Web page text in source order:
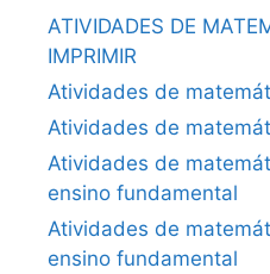
ATIVIDADES DE
IMPRIMIR
Atividades de
Atividades de
Atividades de
ensino fundamental
Atividades de
ensino fundamental